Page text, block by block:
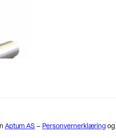
Aptum AS – Personvernerklæring og